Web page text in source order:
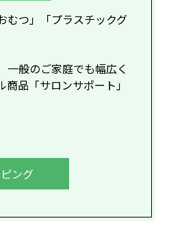
むつ」「プラスチックグ
一般のご家庭でも幅広く
品「サロンサポート」
ング